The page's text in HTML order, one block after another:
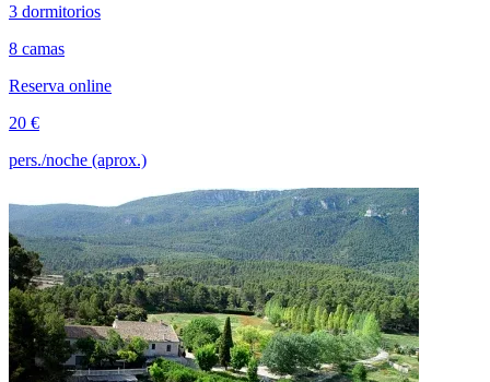
3 dormitorios
8 camas
Reserva online
20 €
pers./noche (aprox.)